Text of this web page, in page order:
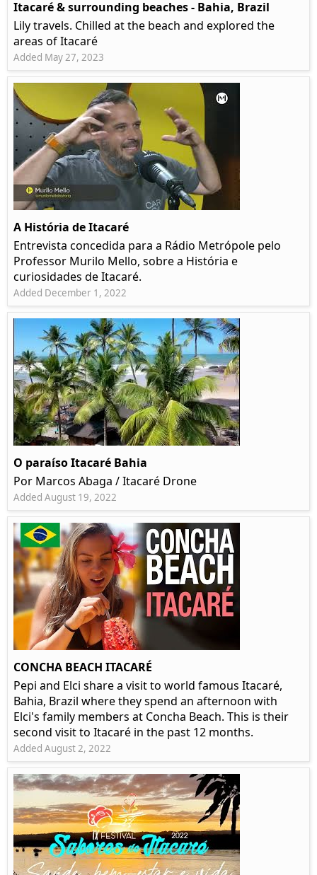
Itacaré & surrounding beaches - Bahia, Brazil
Lily travels. Chilled at the beach and explored the
areas of Itacaré
Added May 27, 2023
A História de Itacaré
Entrevista concedida para a Rádio Metrópole pelo
Professor Murilo Mello, sobre a História e
curiosidades de Itacaré.
Added December 1, 2022
O paraíso Itacaré Bahia
Por Marcos Abaga / Itacaré Drone
Added August 19, 2022
CONCHA BEACH ITACARÉ
Pepi and Elci share a visit to world famous Itacaré,
Bahia, Brazil where they spend an afternoon with
Elci's family members at Concha Beach. This is their
second visit to Itacaré in the past 12 months.
Added August 2, 2022